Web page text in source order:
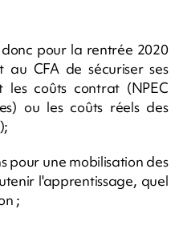
pour la rentrée 2020
CFA de sécuriser ses
les coûts contrat (NPEC
ou les coûts réels des
pour une mobilisation des
l'apprentissage, quel
;